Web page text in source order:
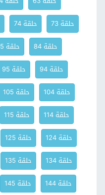
حلقة 73
حلقة 74
حلقة 84
حلقة 85
حلقة 94
حلقة 95
حلقة 104
حلقة 105
حلقة 114
حلقة 115
حلقة 124
حلقة 125
حلقة 134
حلقة 135
حلقة 144
حلقة 145